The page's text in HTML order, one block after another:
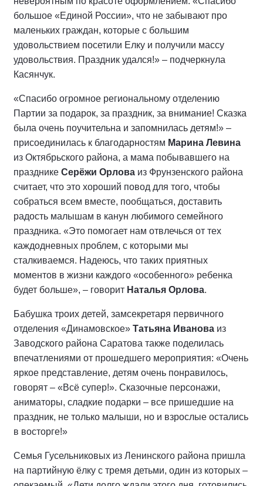
большое «Единой России», что не забывают про
маленьких граждан, которые с большим
удовольствием посетили Елку и получили массу
удовольствия. Праздник удался!» – подчеркнула
Касянчук.
«Спасибо огромное региональному отделению
Партии за подарок, за праздник, за внимание! Сказка
была очень поучительна и запомнилась детям!» –
присоединилась к благодарностям Марина Левина
из Октябрьского района, а мама побывавшего на
празднике Серёжи Орлова из Фрунзенского района
считает, что это хороший повод для того, чтобы
собраться всем вместе, пообщаться, доставить
радость малышам в канун любимого семейного
праздника. «Это помогает нам отвлечься от тех
каждодневных проблем, с которыми мы
сталкиваемся. Надеюсь, что таких приятных
моментов в жизни каждого «особенного» ребенка
будет больше», – говорит Наталья Орлова.
Бабушка троих детей, замсекретаря первичного
отделения «Динамовское» Татьяна Иванова из
Заводского района Саратова также поделилась
впечатлениями от прошедшего мероприятия: «Очень
яркое представление, детям очень понравилось,
говорят – «Всё супер!». Сказочные персонажи,
аниматоры, сладкие подарки – все пришедшие на
праздник, не только малыши, но и взрослые остались
в восторге!»
Семья Гусельниковых из Ленинского района пришла
на партийную ёлку с тремя детьми, один из которых –